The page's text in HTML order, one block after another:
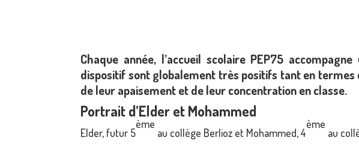
Chaque année, l’accueil scolaire PEP75
dispositif sont globalement très positifs tant en
de leur apaisement et de leur concentration en classe.
Portrait d’Elder et Mohammed
Elder, futur 5
ème
au collège Berlioz et Mohammed, 4
ème
au